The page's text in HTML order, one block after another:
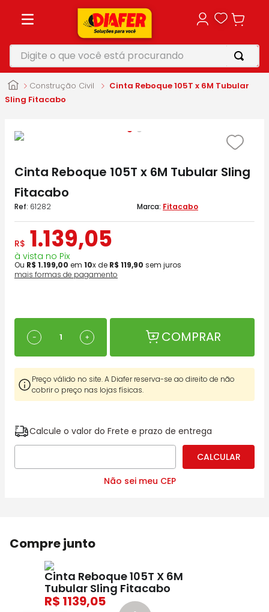
Digite o que você está procurando
Construção Civil
Cinta Reboque 105T x 6M Tubular
Sling Fitacabo
Cinta Reboque 105T x 6M Tubular Sling
Fitacabo
: 61282 Fitacabo
R$ 1.139,05
à vista no Pix
Ou R$ 1.199,00 em 10x de R$ 119,90 sem juros
mais formas de pagamento
＋
－ COMPRAR
Preço válido no site. A Diafer reserva-se ao direito de não
cobrir o preço nas lojas físicas.
Calcule o valor do Frete e prazo de entrega
Não sei meu CEP
Compre junto
Cinta Reboque 105T X 6M
Tubular Sling Fitacabo
1139,05